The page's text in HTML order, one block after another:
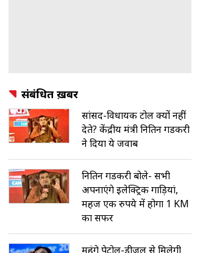
संबंधित ख़बरें
सांसद-विधायक टोल क्यों नहीं
देते? केंद्रीय मंत्री नितिन गडकरी
ने दिया ये जवाब
नितिन गडकरी बोले- सभी
अपनाएंगे इलेक्ट्रिक गाड़ियां,
महज एक रुपये में होगा 1 KM
का सफर
महंगे पेट्रोल-डीजल से मिलेगी